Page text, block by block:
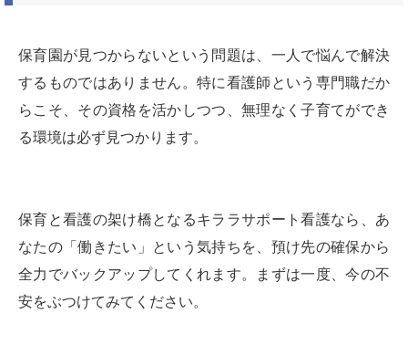
保育園が見つからないという問題は、一人で悩んで解決
するものではありません。特に看護師という専門職だか
らこそ、その資格を活かしつつ、無理なく子育てができ
る環境は必ず見つかります。
保育と看護の架け橋となるキララサポート看護なら、あ
なたの「働きたい」という気持ちを、預け先の確保から
全力でバックアップしてくれます。まずは一度、今の不
安をぶつけてみてください。